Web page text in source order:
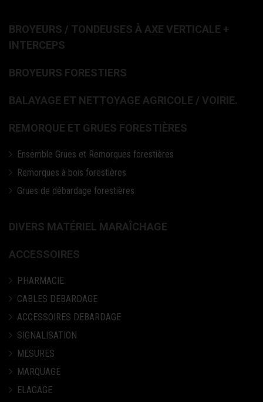
BROYEURS / TONDEUSES À AXE VERTICALE +
INTERCEPS
BROYEURS FORESTIERS
BALAYAGE ET NETTOYAGE AGRICOLE / VOIRIE.
REMORQUE ET GRUES FORESTIÈRES
Ensemble Grues et Remorques forestières
Remorques à bois forestières
Grues de débardage forestières
DIVERS MATÉRIEL MARAÎCHAGE
ACCESSOIRES
PHARMACIE
CABLES DEBARDAGE
ACCESSOIRES DEBARDAGE
SIGNALISATION
MESURES
MARQUAGE
ELAGAGE